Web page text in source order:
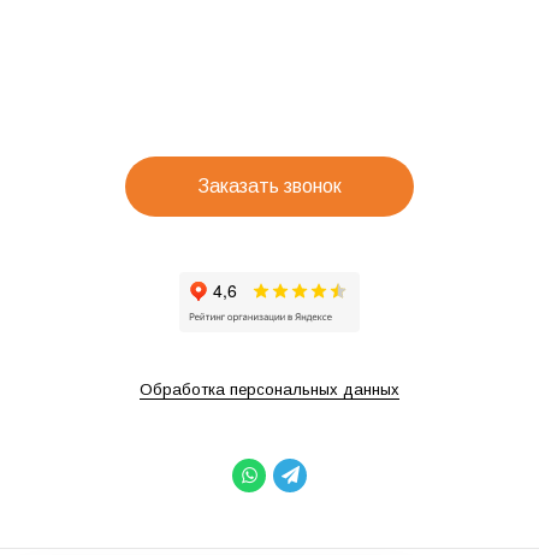
Заказать звонок
Обработка персональных данных